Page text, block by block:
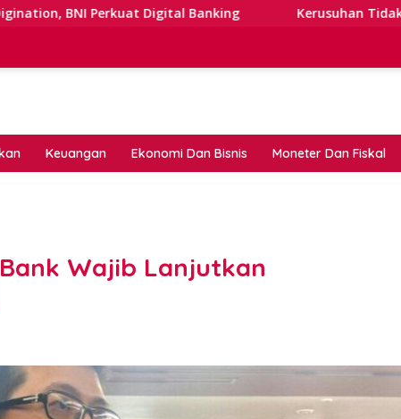
Digital Banking Kerusuhan Tidak Menutupi Jalan:
Keuangan Ekonomi Dan Bisnis Moneter Dan Fiskal
Wajib Lanjutkan